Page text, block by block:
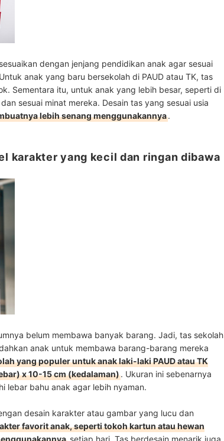
dengan jenjang pendidikan anak agar sesuai
anak yang baru bersekolah di PAUD atau TK, tas
Sementara itu, untuk anak yang lebih besar, seperti di
sesuai minat mereka. Desain tas yang sesuai usia
lebih senang menggunakannya.
karakter yang kecil dan ringan dibawa
belum membawa banyak barang. Jadi, tas sekolah
anak untuk membawa barang-barang mereka
yang populer untuk anak laki-laki PAUD atau TK
x 10-15 cm (kedalaman). Ukuran ini sebenarnya
lebar bahu anak agar lebih nyaman.
desain karakter atau gambar yang lucu dan
favorit anak, seperti tokoh kartun atau hewan
setiap hari. Tas berdesain menarik juga